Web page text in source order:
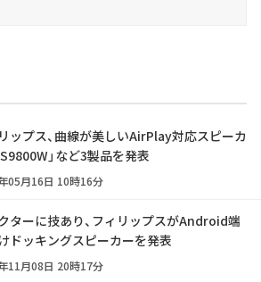
ップス、曲線が美しいAirPlay対応スピーカ
」など3製品を発表
05月16日 10時16分
ターに技あり、フィリップスがAndroid端
ドッキングスピーカーを発表
11月08日 20時17分